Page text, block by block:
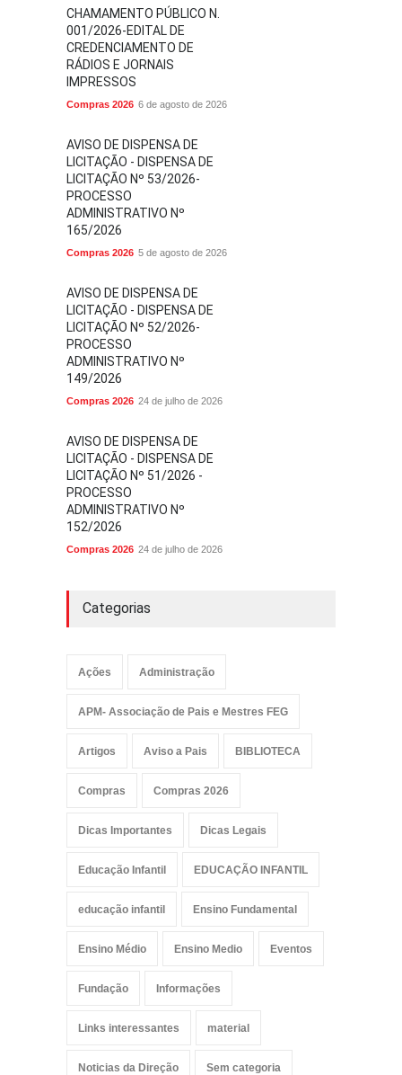
CHAMAMENTO PÚBLICO N.
001/2026-EDITAL DE
CREDENCIAMENTO DE
RÁDIOS E JORNAIS
IMPRESSOS
Compras 2026 6 de agosto de 2026
AVISO DE DISPENSA DE
LICITAÇÃO - DISPENSA DE
LICITAÇÃO Nº 53/2026-
PROCESSO
ADMINISTRATIVO Nº
165/2026
Compras 2026 5 de agosto de 2026
AVISO DE DISPENSA DE
LICITAÇÃO - DISPENSA DE
LICITAÇÃO Nº 52/2026-
PROCESSO
ADMINISTRATIVO Nº
149/2026
Compras 2026 24 de julho de 2026
AVISO DE DISPENSA DE
LICITAÇÃO - DISPENSA DE
LICITAÇÃO Nº 51/2026 -
PROCESSO
ADMINISTRATIVO Nº
152/2026
Compras 2026 24 de julho de 2026
Categorias
Ações Administração
APM- Associação de Pais e Mestres FEG
Artigos Aviso a Pais BIBLIOTECA
Compras Compras 2026
Dicas Importantes Dicas Legais
Educação Infantil EDUCAÇÃO INFANTIL
educação infantil Ensino Fundamental
Ensino Médio Ensino Medio Eventos
Fundação Informações
Links interessantes material
Noticias da Direção Sem categoria